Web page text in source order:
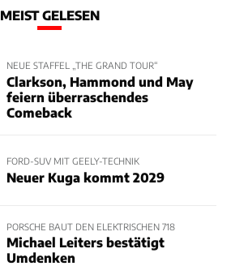
MEIST GELESEN
NEUE STAFFEL „THE GRAND TOUR“
Clarkson, Hammond und May
feiern überraschendes
Comeback
FORD-SUV MIT GEELY-TECHNIK
Neuer Kuga kommt 2029
PORSCHE BAUT DEN ELEKTRISCHEN 718
Michael Leiters bestätigt
Umdenken